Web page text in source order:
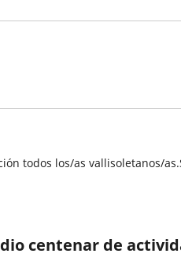
todos los/as vallisoletanos/
centenar de